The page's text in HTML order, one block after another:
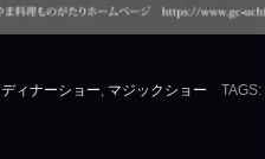
ディナーショー, マジックショー TAGS: